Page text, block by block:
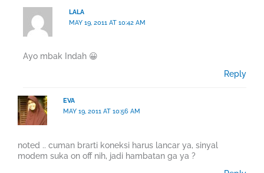
LALA
MAY 19, 2011 AT 10:42 AM
Ayo mbak Indah 😀
Reply
EVA
MAY 19, 2011 AT 10:56 AM
noted .. cuman brarti koneksi harus lancar ya, sinyal
modem suka on off nih, jadi hambatan ga ya ?